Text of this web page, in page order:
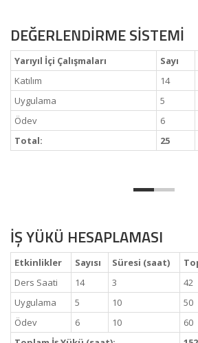
DEĞERLENDİRME SİSTEMİ
Yarıyıl İçi Çalışmaları Sayı
Katılım
14
Uygulama
5
Ödev
6
Total:
25
İŞ YÜKÜ HESAPLAMASI
Etkinlikler Sayısı Süresi (saat)
Ders Saati
14 3
42
Uygulama
5 10
50
Ödev
6 10
60